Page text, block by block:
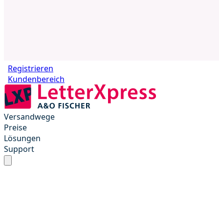
Registrieren
Kundenbereich
Versandwege
Preise
Lösungen
Support